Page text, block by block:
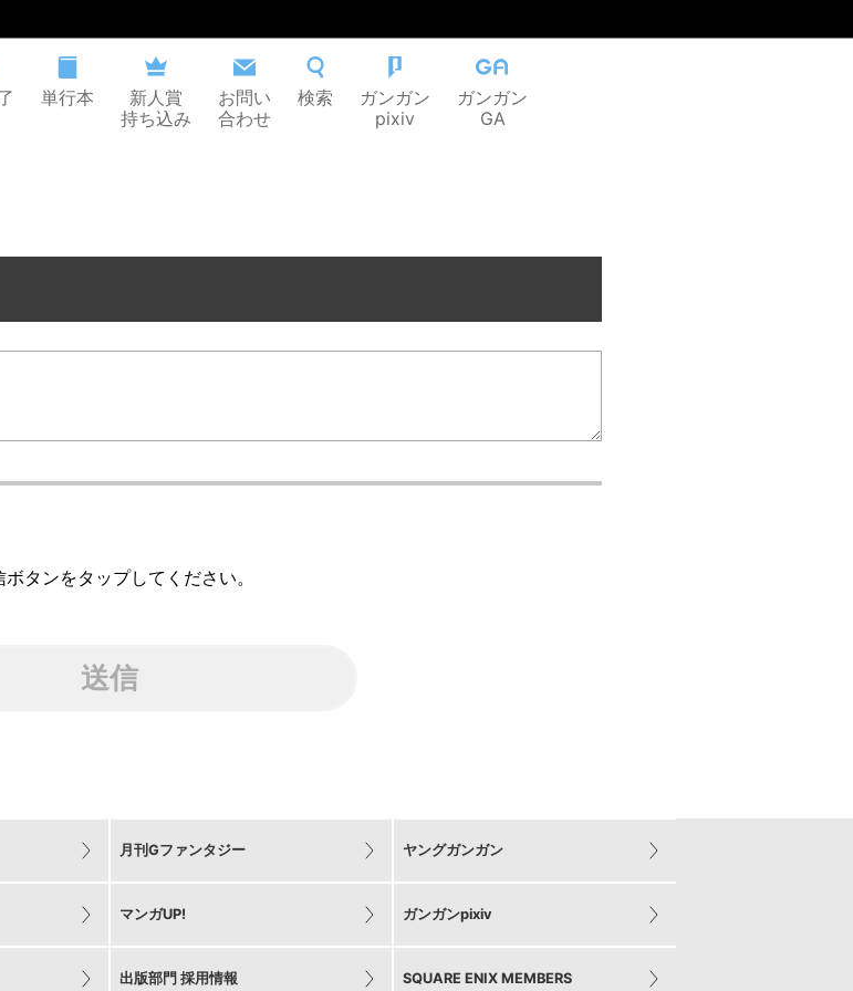
単行本
新人賞
持ち込み
お問い
合わせ
検索
ガンガン
pixiv
ガンガン
GA
タンをタップしてください。
送信
月刊Gファンタジー ヤングガンガン
マンガUP! ガンガンpixiv
出版部門 採用情報 SQUARE ENIX MEMBERS